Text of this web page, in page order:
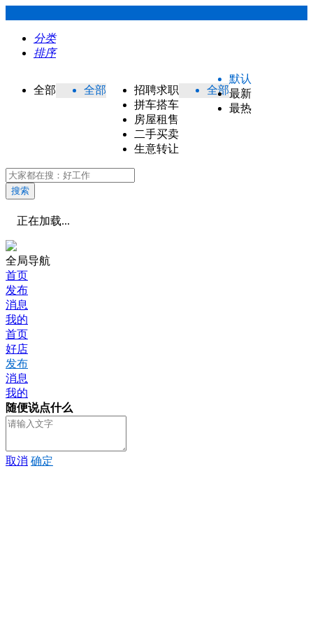
分类
排序
全部 全部
招聘求职
拼车搭车
房屋租售
二手买卖
生意转让
全部
默认
最新
最热
搜索
正在加载...
全局导航
首页
发布
消息
我的
首页
好店
发布
消息
我的
随便说点什么
取消 确定